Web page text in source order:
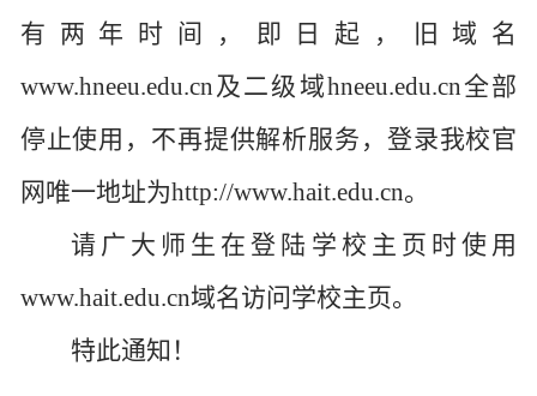
有两年时间，即日起，旧域名
www.hneeu.edu.cn及二级域hneeu.edu.cn全部
停止使用，不再提供解析服务，登录我校官
网唯一地址为http://www.hait.edu.cn。
请广大师生在登陆学校主页时使用
www.hait.edu.cn域名访问学校主页。
特此通知！